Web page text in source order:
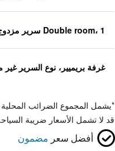
Double room، 1 سرير مزدوج
غرفة بريميير، نوع السرير
*يشمل المجموع الضرائب
قد لا تشمل الأسعار ضريبة
أفضل سعر مضمون